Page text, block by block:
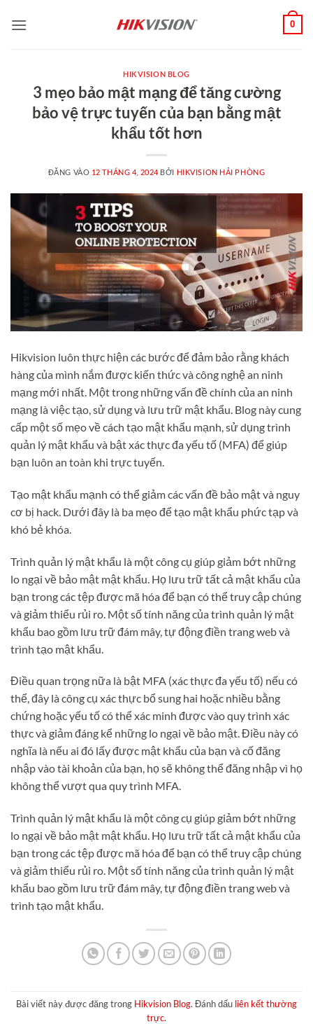
qua
0
HIKVISION BLOG
3 mẹo bảo mật mạng để tăng cường
bảo vệ trực tuyến của bạn bằng mật
khẩu tốt hơn
ĐĂNG VÀO 12 THÁNG 4, 2024 BỞI HIKVISION HẢI PHÒNG
Hikvision luôn thực hiện các bước để đảm bảo rằng khách
hàng của mình nắm được kiến ​​thức và công nghệ an ninh
mạng mới nhất. Một trong những vấn đề chính của an ninh
mạng là việc tạo, sử dụng và lưu trữ mật khẩu. Blog này cung
cấp một số mẹo về cách tạo mật khẩu mạnh, sử dụng trình
quản lý mật khẩu và bật xác thực đa yếu tố (MFA) để giúp
bạn luôn an toàn khi trực tuyến.
Tạo mật khẩu mạnh có thể giảm các vấn đề bảo mật và nguy
cơ bị hack. Dưới đây là ba mẹo để tạo mật khẩu phức tạp và
khó bẻ khóa.
Trình quản lý mật khẩu là một công cụ giúp giảm bớt những
lo ngại về bảo mật mật khẩu. Họ lưu trữ tất cả mật khẩu của
bạn trong các tệp được mã hóa để bạn có thể truy cập chúng
và giảm thiểu rủi ro. Một số tính năng của trình quản lý mật
khẩu bao gồm lưu trữ đám mây, tự động điền trang web và
trình tạo mật khẩu.
Điều quan trọng nữa là bật MFA (xác thực đa yếu tố) nếu có
thể, đây là công cụ xác thực bổ sung hai hoặc nhiều bằng
chứng hoặc yếu tố có thể xác minh được vào quy trình xác
thực và giảm đáng kể những lo ngại về bảo mật. Điều này có
nghĩa là nếu ai đó lấy được mật khẩu của bạn và cố đăng
nhập vào tài khoản của bạn, họ sẽ không thể đăng nhập vì họ
không thể vượt qua quy trình MFA.
Trình quản lý mật khẩu là một công cụ giúp giảm bớt những
lo ngại về bảo mật mật khẩu. Họ lưu trữ tất cả mật khẩu của
bạn trong các tệp được mã hóa để bạn có thể truy cập chúng
và giảm thiểu rủi ro. Một số tính năng của trình quản lý mật
khẩu bao gồm lưu trữ đám mây, tự động điền trang web và
trình tạo mật khẩu.
Bài viết này được đăng trong Hikvision Blog. Đánh dấu liên kết thường
trực.